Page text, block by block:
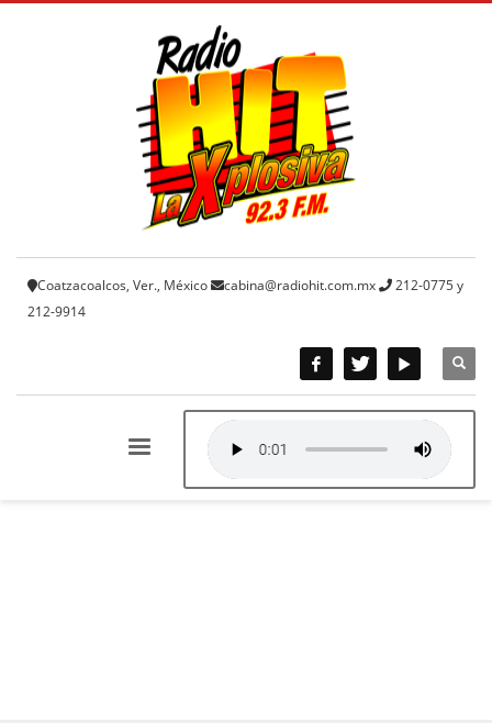
Coatzacoalcos, Ver., México cabina@radiohit.com.mx
212-0775 y
212-9914